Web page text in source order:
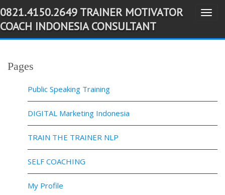
-->
T
g
v
g
0821.4150.2649 TRAINER MOTIVATOR
COACH INDONESIA CONSULTANT
Pages
Public Speaking Training
DIGITAL Marketing Indonesia
TRAIN THE TRAINER NLP
SELF COACHING
My Profile